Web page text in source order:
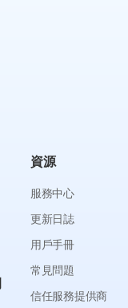
資源
服務中心
更新日誌
用戶手冊
常見問題
信任服務提供商